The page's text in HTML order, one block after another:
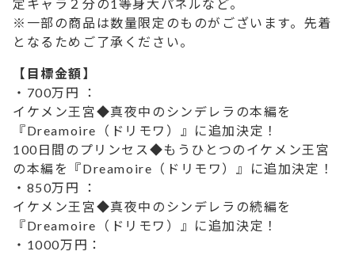
定キャラ２分の1等身大パネルなど。
※一部の商品は数量限定のものがございます。先着
となるためご了承ください。
【目標金額】
・700万円 ：
イケメン王宮◆真夜中のシンデレラの本編を
『Dreamoire（ドリモワ）』に追加決定！
100日間のプリンセス◆もうひとつのイケメン王宮
の本編を『Dreamoire（ドリモワ）』に追加決定！
・850万円 ：
イケメン王宮◆真夜中のシンデレラの続編を
『Dreamoire（ドリモワ）』に追加決定！
・1000万円：